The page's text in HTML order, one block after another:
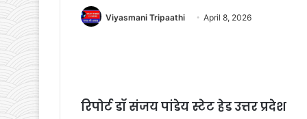
Viyasmani Tripaathi April 8, 2026
रिपोर्ट डॉ संजय पांडेय स्टेट हेड उत्तर प्रदेश